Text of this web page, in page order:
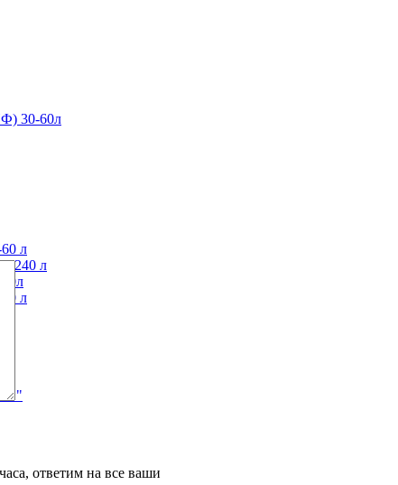
ответим на все ваши
30-60л
л
240 л
л